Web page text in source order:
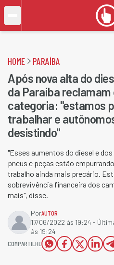
HOME PARAÍBA
Após nova alta do
da Paraíba
categoria: "estamos
trabalhar e
desistindo"
"Esses aumentos do diesel e
pneus e peças estão
trabalho ainda mais precário.
sobrevivência financeira dos
mais", disse.
PorAUTOR
17/06/2022 às 19:24 -
às 19:24
COMPARTILHE